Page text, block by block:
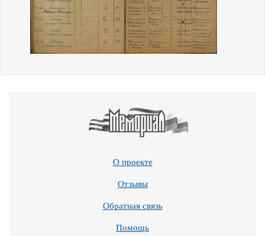
О проекте
Отзывы
Обратная связь
Помощь